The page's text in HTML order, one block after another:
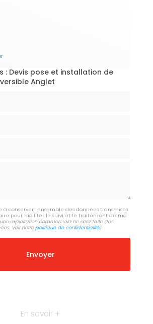
: Devis pose et installation de
Anglet
à conserver l'ensemble des données transmises
pour faciliter le suivi et le traitement de ma
exploitation commerciale ne sera faite des
Voir notrepolitique de confidentialité)
En savoir +